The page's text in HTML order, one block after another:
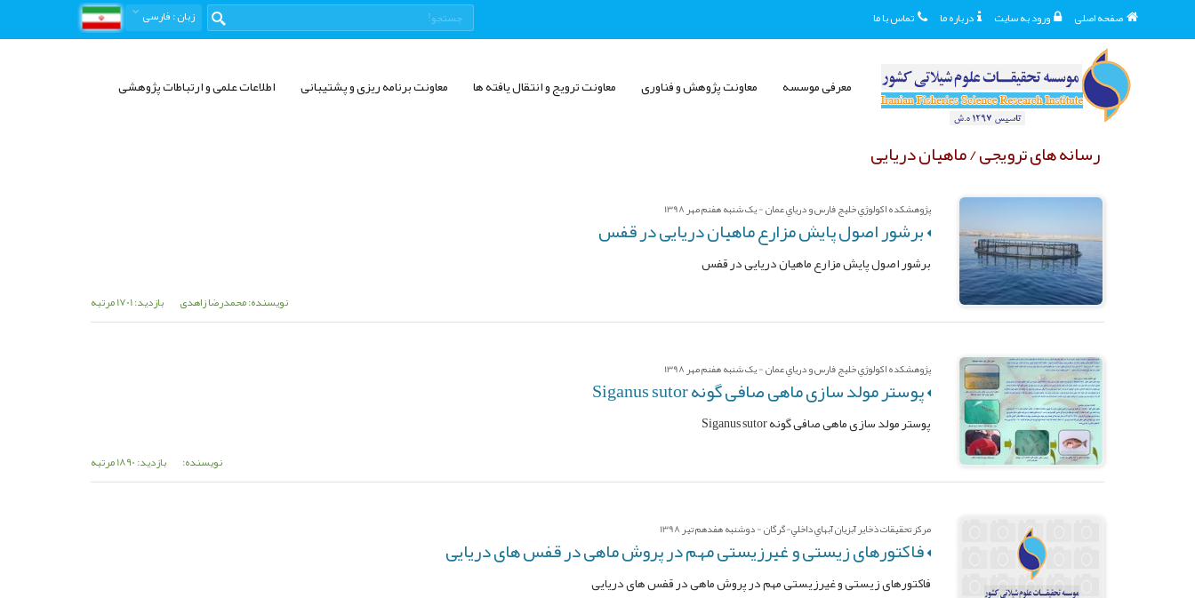
صفحه اصلی ورود به سایت درباره ما تماس با ما زبان: فارسی
معرفی موسسه معاونت پژوهش و فناوری معاونت ترویج و انتقال یافته ها معاونت برنامه ریزی و پشتیبانی اطلاعات علمی و ارتباطات پژوهشی
رسانه های ترویجی / ماهیان دریایی
پژوهشکده اکولوژي خليج فارس و درياي عمان - یک شنبه هفنم مهر 1398
برشور اصول پایش مزارع ماهیان دریایی در قفس
برشور اصول پایش مزارع ماهیان دریایی در قفس
نویسنده: محمدرضا زاهدی بازدید: 1701 مرتبه
پژوهشکده اکولوژي خليج فارس و درياي عمان - یک شنبه هفنم مهر 1398
پوستر مولد سازی ماهی صافی گونه Siganus sutor
پوستر مولد سازی ماهی صافی گونه Siganus sutor
نویسنده: بازدید: 1890 مرتبه
مرکز تحقيقات ذخاير آبزيان آبهاي داخلي-گرگان - دوشنبه هفدهم تیر 1398
فاکتورهای زیستی و غیرزیستی مهم در پروش ماهی در قفس های دریایی
فاکتورهای زیستی و غیرزیستی مهم در پروش ماهی در قفس های دریایی